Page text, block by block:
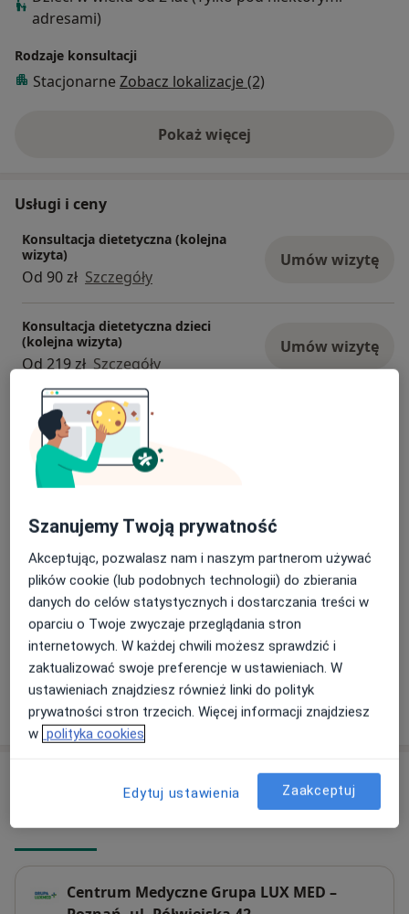
adresami)
Rodzaje konsultacji
Stacjonarne Zobacz lokalizacje (2)
Pokaż więcejo doświadczeniu
Usługi i ceny
Konsultacja dietetyczna (kolejna
wizyta)
Od 90 zł Szczegóły
Umów wizytę
Konsultacja dietetyczna dzieci
(kolejna wizyta)
Od 219 zł Szczegóły
Umów wizytę
Konsultacja dietetyczna dzieci
(pierwsza wizyta)
Od 271 zł Szczegóły
wizyta)
Od 150 zł Szczegóły
Konsultacja online (pierwsza)
150 zł Szczegóły
+ 13 usług
W jaki sposób ustalane są ceny?
Adres 1 Adres 2 Adres 3
Centrum Medyczne Grupa LUX MED –
Szanujemy Twoją prywatność
Akceptując, pozwalasz nam i naszym partnerom używać
plików cookie (lub podobnych technologii) do zbierania
danych do celów statystycznych i dostarczania treści w
oparciu o Twoje zwyczaje przeglądania stron
internetowych. W każdej chwili możesz sprawdzić i
zaktualizować swoje preferencje w ustawieniach. W
ustawieniach znajdziesz również linki do polityk
prywatności stron trzecich. Więcej informacji znajdziesz
w polityka cookies
Edytuj ustawienia Zaakceptuj